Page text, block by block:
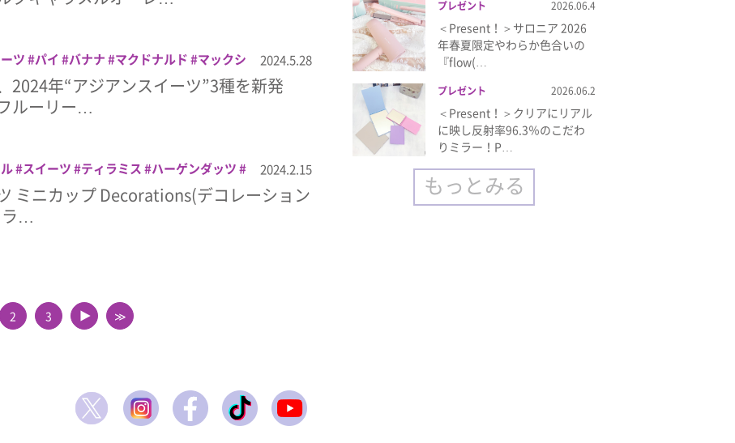
ツ パイ バナナ マクドナルド
マックシ
ーリー マンゴー ライチ 杏仁豆腐
2024.5.28
2024年“アジアンスイーツ”3種を新発
ルーリー…
スイーツ ティラミス
ハーゲンダッツ
2024.2.15
ミニカップ Decorations(デコレーション
ラ…
2 3 ▲ ≫
プレゼント 2026.06.4
＜Present！＞サロニア 2026
年春夏限定やわらか色合いの
『flow(…
プレゼント 2026.06.2
＜Present！＞クリアにリアル
に映し反射率96.3％のこだわ
りミラー！P…
もっとみる